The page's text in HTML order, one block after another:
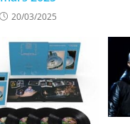
20/03/2025